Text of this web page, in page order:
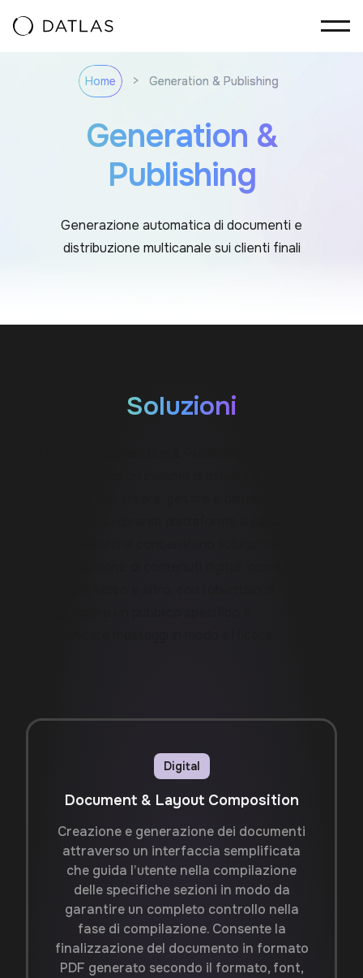
Home > Generation & Publishing
Generation &
Publishing
Generazione automatica di documenti e
distribuzione multicanale sui clienti finali
Soluzioni
Digital
Document & Layout Composition
Creazione e generazione dei documenti
attraverso un interfaccia semplificata
che guida l’utente nella compilazione
delle specifiche sezioni in modo da
garantire un completo controllo nella
fase di compilazione. Consente la
finalizzazione del documento in formato
PDF generato secondo il formato, font,